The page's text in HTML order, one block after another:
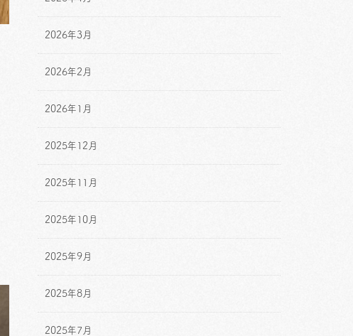
2026年3月
2026年2月
2026年1月
2025年12月
2025年11月
2025年10月
2025年9月
2025年8月
2025年7月